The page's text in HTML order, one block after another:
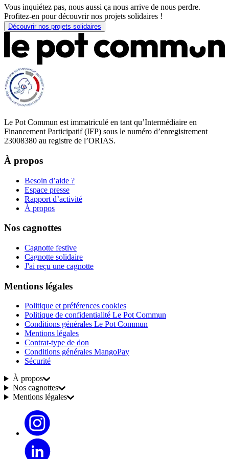
Vous inquiétez pas, nous aussi ça nous arrive de nous perdre.
Profitez-en pour découvrir nos projets solidaires !
Découvrir nos projets solidaires
Le Pot Commun est immatriculé en tant qu’Intermédiaire en
Financement Participatif (IFP) sous le numéro d’enregistrement
23008380 au registre de l’ORIAS.
À propos
Besoin d’aide ?
Espace presse
Rapport d’activité
À propos
Nos cagnottes
Cagnotte festive
Cagnotte solidaire
J'ai reçu une cagnotte
Mentions légales
Politique et préférences cookies
Politique de confidentialité Le Pot Commun
Conditions générales Le Pot Commun
Mentions légales
Contrat-type de don
Conditions générales MangoPay
Sécurité
À propos
Nos cagnottes
Mentions légales